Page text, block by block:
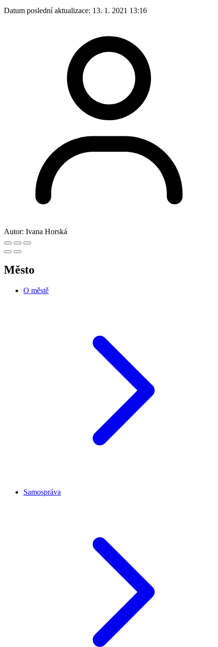
Datum poslední aktualizace: 13. 1. 2021 13:16
Autor: Ivana Horská
Město
O městě
Samospráva